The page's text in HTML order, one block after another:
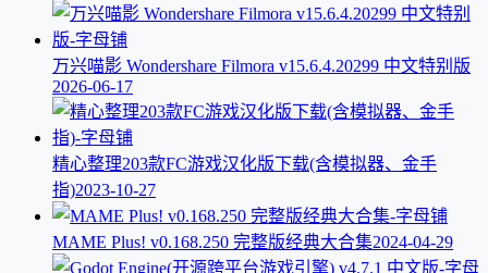
万兴喵影 Wondershare Filmora v15.6.4.20299 中文特别版
2026-06-17
精心整理203款FC游戏汉化版下载(含模拟器、金手
指)2023-10-27
MAME Plus! v0.168.250 完整版经典大合集2024-04-29